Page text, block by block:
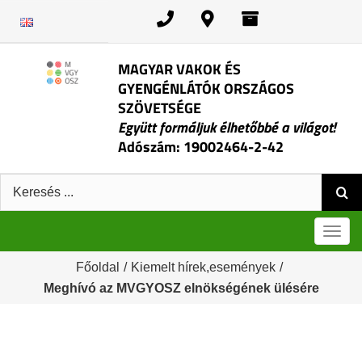
MAGYAR VAKOK ÉS
GYENGÉNLÁTÓK ORSZÁGOS
SZÖVETSÉGE
Együtt formáljuk élhetőbbé a világot!
Adószám: 19002464-2-42
Keresés:
Főoldal / Kiemelt hírek,események /
Meghívó az MVGYOSZ elnökségének ülésére